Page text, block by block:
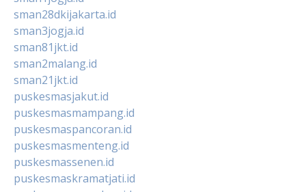
sman28dkijakarta.id
sman3jogja.id
sman81jkt.id
sman2malang.id
sman21jkt.id
puskesmasjakut.id
puskesmasmampang.id
puskesmaspancoran.id
puskesmasmenteng.id
puskesmassenen.id
puskesmaskramatjati.id